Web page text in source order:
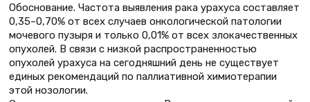
Обоснование. Частота выявления рака урахуса составляет
0,35–0,70% от всех случаев онкологической патологии
мочевого пузыря и только 0,01% от всех злокачественных
опухолей. В связи с низкой распространенностью
опухолей урахуса на сегодняшний день не существует
единых рекомендаций по паллиативной химиотерапии
этой нозологии.